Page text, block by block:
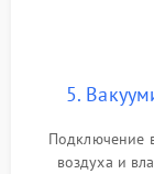
5.
Подключение
воздуха и